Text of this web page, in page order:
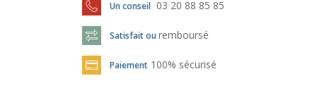
Un conseil 03 20 88 85 85
Satisfait ou remboursé
Paiement 100% sécurisé